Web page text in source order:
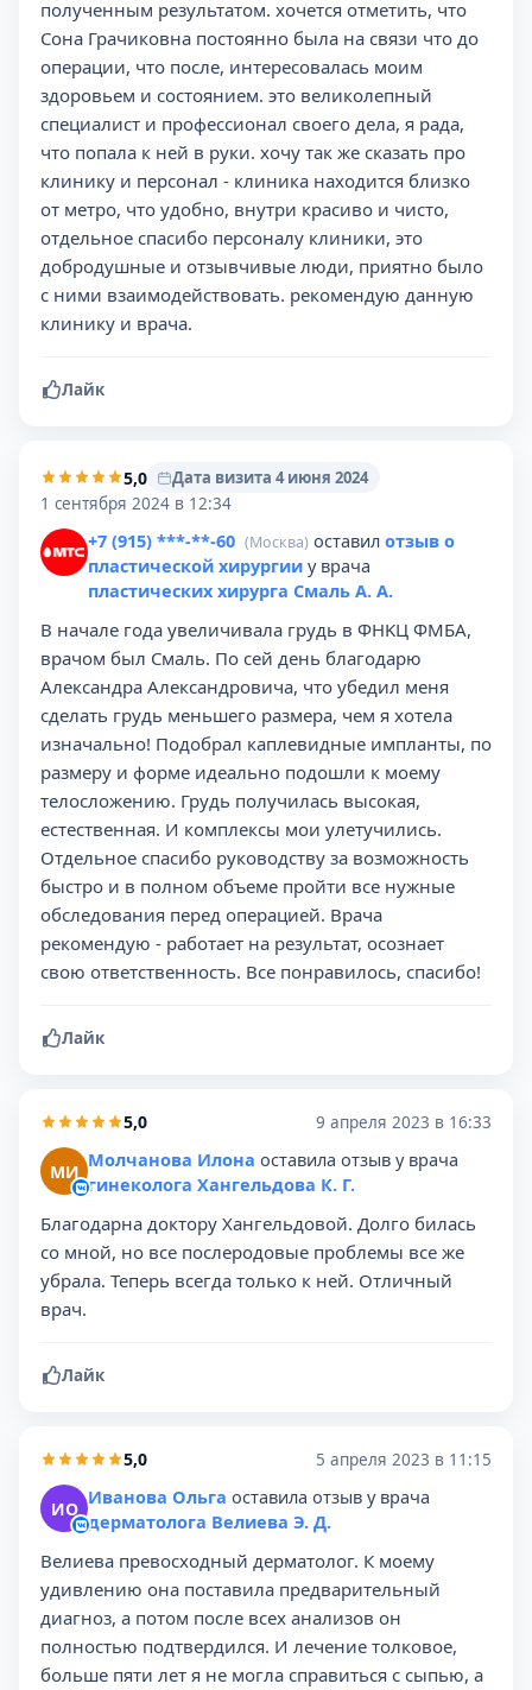
полученным результатом. хочется отметить, что
Сона Грачиковна постоянно была на связи что до
операции, что после, интересовалась моим
здоровьем и состоянием. это великолепный
специалист и профессионал своего дела, я рада,
что попала к ней в руки. хочу так же сказать про
клинику и персонал - клиника находится близко
от метро, что удобно, внутри красиво и чисто,
отдельное спасибо персоналу клиники, это
добродушные и отзывчивые люди, приятно было
с ними взаимодействовать. рекомендую данную
клинику и врача.
Лайк
5,0
Дата визита 4 июня 2024
1 сентября 2024 в 12:34
+7 (915) ***-**-60 (Москва) оставил отзыв о
пластической хирургии у врача
пластических хирурга Смаль А. А.
В начале года увеличивала грудь в ФHKЦ ФМБА,
врачом был Смаль. По сей день благодарю
Александра Александровича, что убедил меня
сделать грудь меньшего размера, чем я хотела
изначально! Подобрал каплевидные импланты, по
размеру и форме идеально подошли к моему
телосложению. Грудь получилась высокая,
естественная. И комплексы мои улетучились.
Отдельное спасибо руководству за возможность
быстро и в полном объеме пройти все нужные
обследования перед операцией. Врача
рекомендую - работает на результат, осознает
свою ответственность. Все понравилось, спасибо!
Лайк
5,0 9 апреля 2023 в 16:33
МИ Молчанова Илона оставила отзыв у врача
гинеколога Хангельдова К. Г.
Благодарна доктору Хангельдовой. Долго билась
со мной, но все послеродовые проблемы все же
убрала. Теперь всегда только к ней. Отличный
врач.
Лайк
5,0 5 апреля 2023 в 11:15
ИО Иванова Ольга оставила отзыв у врача
дерматолога Велиева Э. Д.
Велиева превосходный дерматолог. К моему
удивлению она поставила предварительный
диагноз, а потом после всех анализов он
полностью подтвердился. И лечение толковое,
больше пяти лет я не могла справиться с сыпью, а